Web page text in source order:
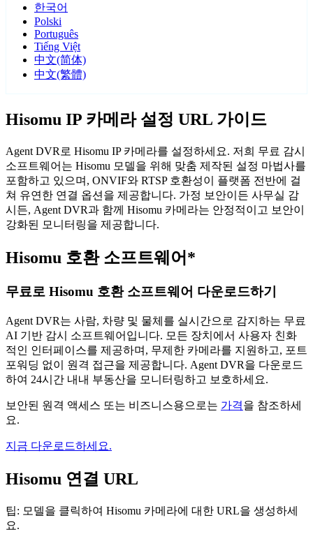
한국어
Polski
Português
Tiếng Việt
中文(简体)
中文(繁體)
Hisomu IP 카메라 설정 URL 가이드
Agent DVR로 Hisomu IP 카메라를 설정하세요. 저희 무료 감시
소프트웨어는 Hisomu 모델을 위해 맞춤 제작된 설정 마법사를
포함하고 있으며, ONVIF와 RTSP 호환성이 플랫폼 전반에 걸
쳐 유연한 연결 옵션을 제공합니다. 가정 보안이든 사무실 감
시든, Agent DVR과 함께 Hisomu 카메라는 안정적이고 보안이
강화된 모니터링을 제공합니다.
Hisomu 호환 소프트웨어*
무료로 Hisomu 호환 소프트웨어 다운로드하기
Agent DVR는 사람, 차량 및 물체를 실시간으로 감지하는 무료
AI 기반 감시 소프트웨어입니다. 모든 장치에서 사용자 친화
적인 인터페이스를 제공하며, 무제한 카메라를 지원하고, 포트
포워딩 없이 원격 접근을 제공합니다. Agent DVR을 다운로드
하여 24시간 내내 부동산을 모니터링하고 보호하세요.
보안된 원격 액세스 또는 비즈니스용으로는 가격을 참조하세
요.
지금 다운로드하세요.
Hisomu 연결 URL
팁: 모델을 클릭하여 Hisomu 카메라에 대한 URL을 생성하세
요.